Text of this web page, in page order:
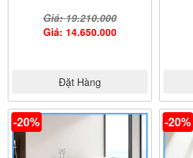
Giá: 19.210.000
Giá: 14.650.000
Đặt Hàng
-20% -20%